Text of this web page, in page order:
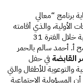
برنامج “معالي
والذي أقامته
هيئة الهلال الأحمر السعودي في المنطقة الشرقية خلال الفترة 31
جانبه أوضح أ. أحمد سالم بالحمر
القابضة في حفل
والتوعوية للأطفال والتي
الاجتماعية